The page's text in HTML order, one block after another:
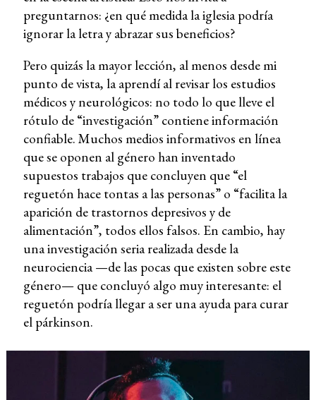
preguntarnos: ¿en qué medida la iglesia podría
ignorar la letra y abrazar sus beneficios?
Pero quizás la mayor lección, al menos desde mi
punto de vista, la aprendí al revisar los estudios
médicos y neurológicos: no todo lo que lleve el
rótulo de “investigación” contiene información
confiable. Muchos medios informativos en línea
que se oponen al género han inventado
supuestos trabajos que concluyen que “el
reguetón hace tontas a las personas” o “facilita la
aparición de trastornos depresivos y de
alimentación”, todos ellos falsos. En cambio, hay
una investigación seria realizada desde la
neurociencia —de las pocas que existen sobre este
género— que concluyó algo muy interesante: el
reguetón podría llegar a ser una ayuda para curar
el párkinson.